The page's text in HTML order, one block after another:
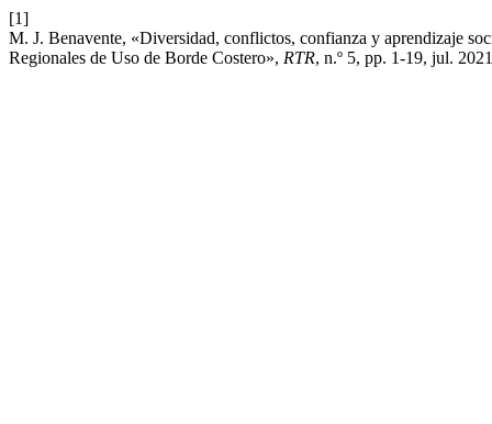
[1]
M. J. Benavente, «Diversidad, conflictos, confianza y aprendizaje
Regionales de Uso de Borde Costero», RTR, n.º 5, pp. 1-19, jul.